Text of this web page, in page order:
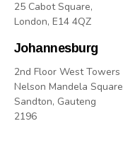
25 Cabot Square,
London, E14 4QZ
Johannesburg
2nd Floor West Towers
Nelson Mandela Square
Sandton, Gauteng
2196